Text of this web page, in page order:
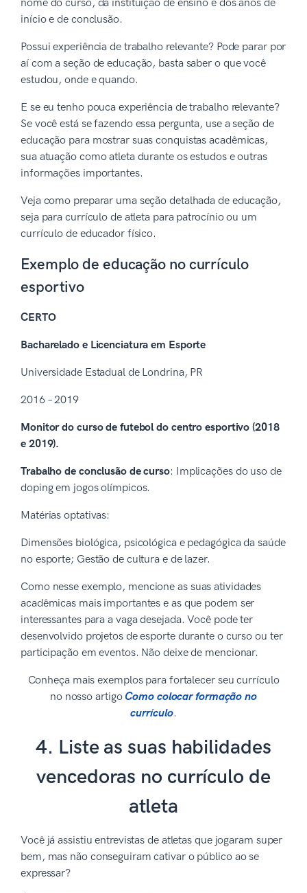
nome do curso, da instituição de ensino e dos anos de
início e de conclusão.
Possui experiência de trabalho relevante? Pode parar por
aí com a seção de educação, basta saber o que você
estudou, onde e quando.
E se eu tenho pouca experiência de trabalho relevante?
Se você está se fazendo essa pergunta, use a seção de
educação para mostrar suas conquistas acadêmicas,
sua atuação como atleta durante os estudos e outras
informações importantes.
Veja como preparar uma seção detalhada de educação,
seja para currículo de atleta para patrocínio ou um
currículo de educador físico.
Exemplo de educação no currículo
esportivo
CERTO
Bacharelado e Licenciatura em Esporte
Universidade Estadual de Londrina, PR
2016 – 2019
Monitor do curso de futebol do centro esportivo (2018
e 2019).
Trabalho de conclusão de curso: Implicações do uso de
doping em jogos olímpicos.
Matérias optativas:
Dimensões biológica, psicológica e pedagógica da saúde
no esporte; Gestão de cultura e de lazer.
Como nesse exemplo, mencione as suas atividades
acadêmicas mais importantes e as que podem ser
interessantes para a vaga desejada. Você pode ter
desenvolvido projetos de esporte durante o curso ou ter
participação em eventos. Não deixe de mencionar.
Conheça mais exemplos para fortalecer seu currículo
no nosso artigo Como colocar formação no
currículo.
4. Liste as suas habilidades
vencedoras no currículo de
atleta
Você já assistiu entrevistas de atletas que jogaram super
bem, mas não conseguiram cativar o público ao se
expressar?